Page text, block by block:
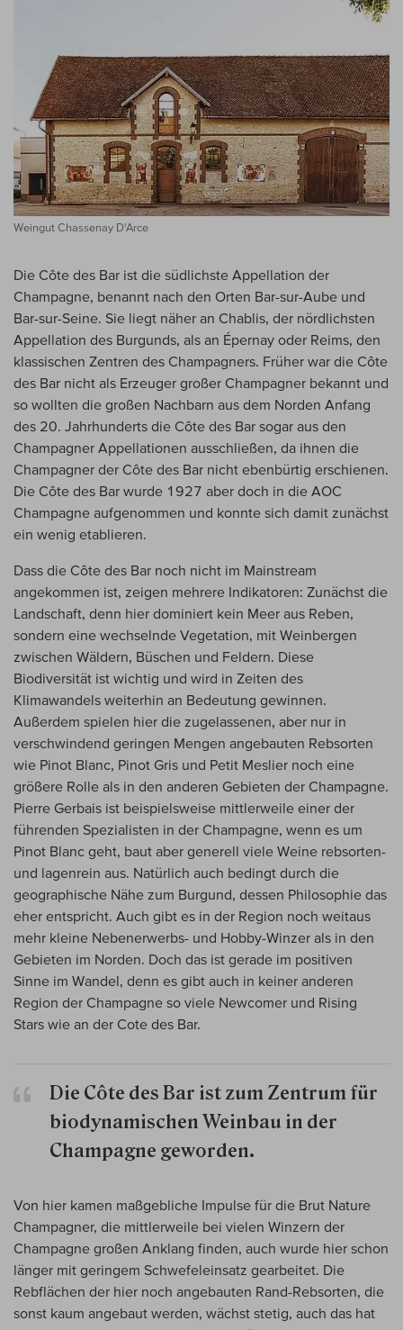
Weingut Chassenay D'Arce
Die Côte des Bar ist die südlichste Appellation der
Champagne, benannt nach den Orten Bar-sur-Aube und
Bar-sur-Seine. Sie liegt näher an Chablis, der nördlichsten
Appellation des Burgunds, als an Épernay oder Reims, den
klassischen Zentren des Champagners. Früher war die Côte
des Bar nicht als Erzeuger großer Champagner bekannt und
so wollten die großen Nachbarn aus dem Norden Anfang
des 20. Jahrhunderts die Côte des Bar sogar aus den
Champagner Appellationen ausschließen, da ihnen die
Champagner der Côte des Bar nicht ebenbürtig erschienen.
Die Côte des Bar wurde 1927 aber doch in die AOC
Champagne aufgenommen und konnte sich damit zunächst
ein wenig etablieren.
Dass die Côte des Bar noch nicht im Mainstream
angekommen ist, zeigen mehrere Indikatoren: Zunächst die
Landschaft, denn hier dominiert kein Meer aus Reben,
sondern eine wechselnde Vegetation, mit Weinbergen
zwischen Wäldern, Büschen und Feldern. Diese
Biodiversität ist wichtig und wird in Zeiten des
Klimawandels weiterhin an Bedeutung gewinnen.
Außerdem spielen hier die zugelassenen, aber nur in
verschwindend geringen Mengen angebauten Rebsorten
wie Pinot Blanc, Pinot Gris und Petit Meslier noch eine
größere Rolle als in den anderen Gebieten der Champagne.
Pierre Gerbais ist beispielsweise mittlerweile einer der
führenden Spezialisten in der Champagne, wenn es um
Pinot Blanc geht, baut aber generell viele Weine rebsorten-
und lagenrein aus. Natürlich auch bedingt durch die
geographische Nähe zum Burgund, dessen Philosophie das
eher entspricht. Auch gibt es in der Region noch weitaus
mehr kleine Nebenerwerbs- und Hobby-Winzer als in den
Gebieten im Norden. Doch das ist gerade im positiven
Sinne im Wandel, denn es gibt auch in keiner anderen
Region der Champagne so viele Newcomer und Rising
Stars wie an der Cote des Bar.
Die Côte des Bar ist zum Zentrum für
biodynamischen Weinbau in der
Champagne geworden.
Von hier kamen maßgebliche Impulse für die Brut Nature
Champagner, die mittlerweile bei vielen Winzern der
Champagne großen Anklang finden, auch wurde hier schon
länger mit geringem Schwefeleinsatz gearbeitet. Die
Rebflächen der hier noch angebauten Rand-Rebsorten, die
sonst kaum angebaut werden, wächst stetig, auch das hat